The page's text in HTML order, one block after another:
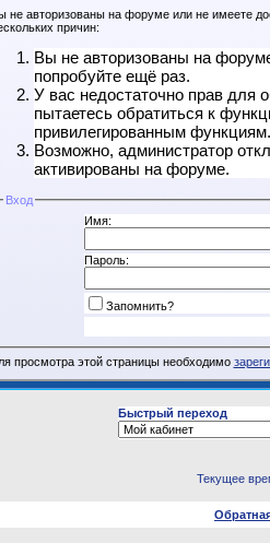
не авторизованы на форуме или не имеете
причин:
Вы не авторизованы на
попробуйте ещё раз.
У вас недостаточно прав для
пытаетесь обратиться к
привилегированным функциям.
Возможно, администратор
активированы на форуме.
Вход
Имя:
Пароль:
Запомнить?
просмотра этой страницы необходимо
Быстрый переход
Текущее